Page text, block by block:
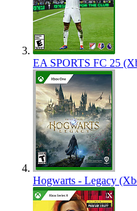
EA SPORTS FC 25
Hogwarts - Legacy